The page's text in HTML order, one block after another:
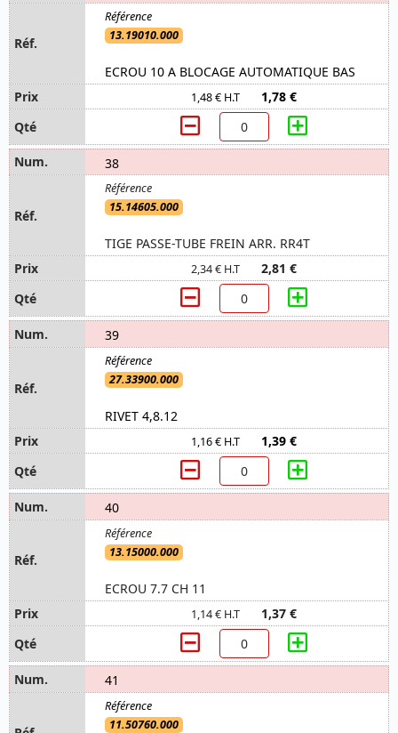
13.19010.000
ECROU 10 A BLOCAGE AUTOMATIQUE BAS
1,48 € H.T 1,78 €
38
15.14605.000
TIGE PASSE-TUBE FREIN ARR. RR4T
2,34 € H.T 2,81 €
39
27.33900.000
RIVET 4,8.12
1,16 € H.T 1,39 €
40
13.15000.000
ECROU 7.7 CH 11
1,14 € H.T 1,37 €
41
11.50760.000